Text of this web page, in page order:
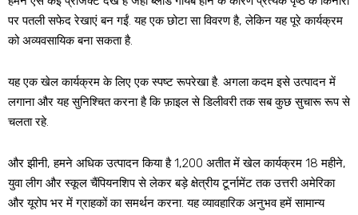
पर पतली सफेद रेखाएं बन गईं. यह एक छोटा सा विवरण है, लेकिन यह पूरे कार्यक्रम
को अव्यवसायिक बना सकता है.
यह एक खेल कार्यक्रम के लिए एक स्पष्ट रूपरेखा है. अगला कदम इसे उत्पादन में
लगाना और यह सुनिश्चित करना है कि फ़ाइल से डिलीवरी तक सब कुछ सुचारू रूप से
चलता रहे.
और झीनी, हमने अधिक उत्पादन किया है 1,200 अतीत में खेल कार्यक्रम 18 महीने,
युवा लीग और स्कूल चैंपियनशिप से लेकर बड़े क्षेत्रीय टूर्नामेंट तक उत्तरी अमेरिका
और यूरोप भर में ग्राहकों का समर्थन करना. यह व्यावहारिक अनुभव हमें सामान्य